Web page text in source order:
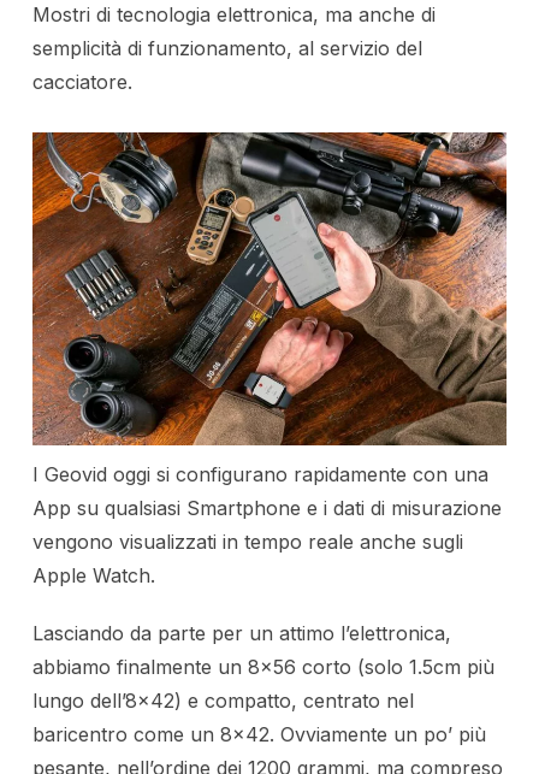
Mostri di tecnologia elettronica, ma anche di
semplicità di funzionamento, al servizio del
cacciatore.
I Geovid oggi si configurano rapidamente con una
App su qualsiasi Smartphone e i dati di misurazione
vengono visualizzati in tempo reale anche sugli
Apple Watch.
Lasciando da parte per un attimo l’elettronica,
abbiamo finalmente un 8×56 corto (solo 1.5cm più
lungo dell’8×42) e compatto, centrato nel
baricentro come un 8×42. Ovviamente un po’ più
pesante, nell’ordine dei 1200 grammi, ma compreso